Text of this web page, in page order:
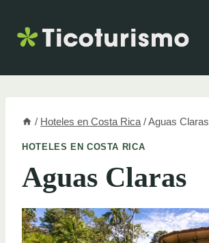
content
/ Hoteles en Costa Rica /Aguas Claras
HOTELES EN COSTA RICA
Aguas Claras